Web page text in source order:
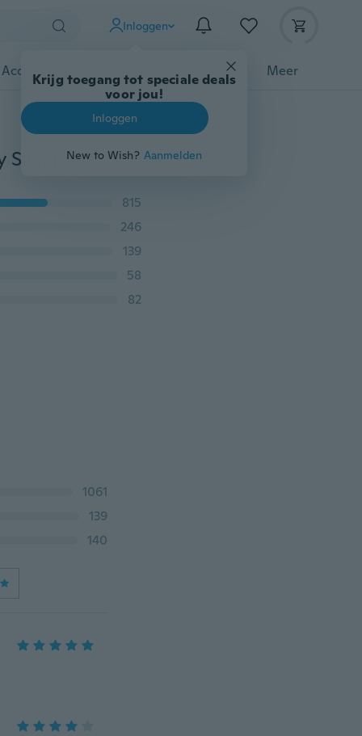
Inloggen
Krijg toegang tot speciale deals
voor jou!
Inloggen
New to Wish? Aanmelden
Gereedschap Meer
2018 Zomer Nieuwe Dames Casual Candy Kleur Skinny Slim Pencil Broek Broeken Capri Knielengte Broek Leggings
815
246
139
58
82
1061
139
140